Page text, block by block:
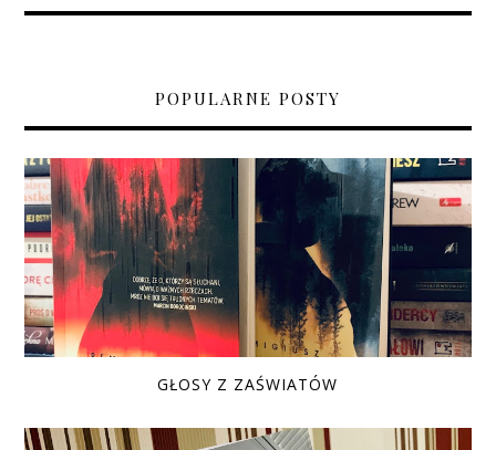
POPULARNE POSTY
GŁOSY Z ZAŚWIATÓW